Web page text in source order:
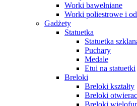
Worki bawełniane
Worki poliestrowe i
Gadżety
Statuetka
Statuetka
Puchary
Medale
Etui na statuetki
Breloki
Breloki kształty
Breloki
Breloki